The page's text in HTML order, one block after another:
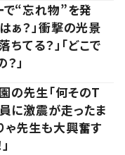
で“忘れ物”を発
ぁ？」衝撃の光景
ちてる？」「どこで
」
の先生「何そのT
に激震が走ったま
ゃ先生も大興奮す